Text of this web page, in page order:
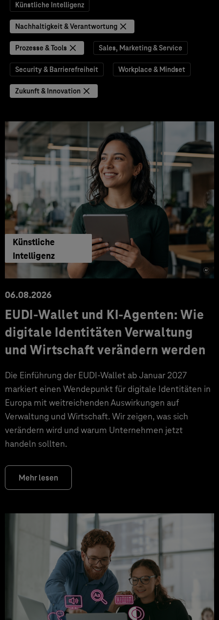
Künstliche Intelligenz
Nachhaltigkeit & Verantwortung
Prozesse & Tools Sales, Marketing & Service
Security & Barrierefreiheit Workplace & Mindset
Zukunft & Innovation
Künstliche
Intelligenz
06.08.2026
EUDI-Wallet und KI-Agenten: Wie
digitale Identitäten Verwaltung
und Wirtschaft verändern werden
Die Einführung der EUDI-Wallet ab Januar 2027
markiert einen Wendepunkt für digitale Identitäten in
Europa mit weitreichenden Auswirkungen auf
Verwaltung und Wirtschaft. Wir zeigen, was sich
verändern wird und warum Unternehmen jetzt
handeln sollten.
Mehr lesen